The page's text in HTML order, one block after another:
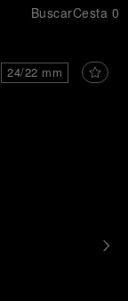
BuscarCesta 0
24/22 mm